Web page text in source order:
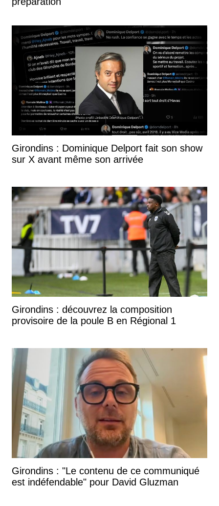
Girondins : Dominique Delport fait son show
sur X avant même son arrivée
Girondins : découvrez la composition
provisoire de la poule B en Régional 1
Girondins : "Le contenu de ce communiqué
est indéfendable" pour David Gluzman